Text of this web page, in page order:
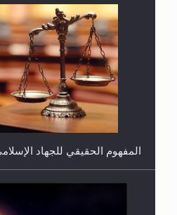
هل يجوز فتح مشروع كوافير
المحجبات؟
المفهوم الحقيقي للجهاد